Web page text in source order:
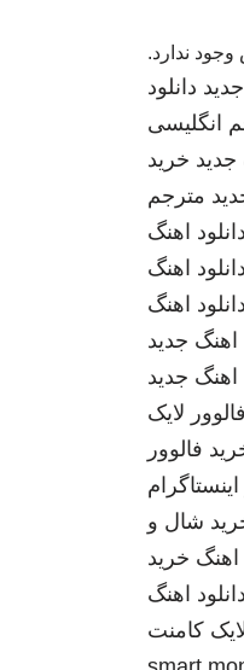
ندارد.
دانلود
انگلیسی
جدید خرید
مترجم
دانلود اهنگ
دانلود اهنگ
دانلود اهنگ
اهنگ جدید
اهنگ جدید
لایک
فالوور
شال و
اهنگ خرید
دانلود اهنگ
کامنت